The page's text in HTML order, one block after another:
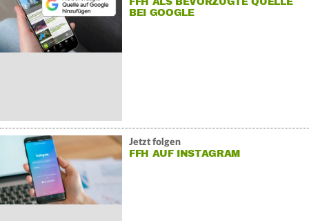
BEI GOOGLE
Jetzt folgen
FFH AUF INSTAGRAM